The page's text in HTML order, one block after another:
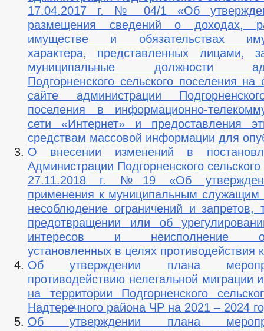
17.04.2017 г. № 04/1 «Об
размещения сведений о доходах,
имуществе и обязательствах
характера, представленных лицами,
муниципальные должности
Подгорненского сельского поселения
сайте администрации
поселения в информационно-
сети «Интернет» и предоставления
средствам массовой информации для
О внесении изменений в
Администрации Подгорненского
27.11.2018 г. №19 «Об
применения к муниципальным служащим
несоблюдение ограничений и запретов,
предотвращении или об
интересов и неисполнение
установленных в целях противодействия
Об утверждении плана
противодействию нелегальной миграции
на территории Подгорненского
Надтеречного района ЧР на 2021 – 2024
Об утверждении плана